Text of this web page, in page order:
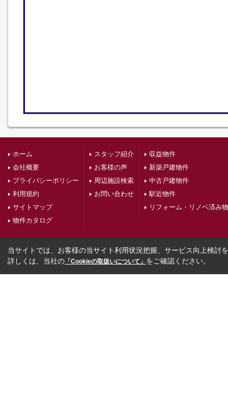
ホーム
会社概要
プライバシーポリシー
利用規約
サイトマップ
物件カタログ
スタッフ紹介
お客様の声
周辺施設検索
お問い合わせ
収益物件
新築戸建物件
中古戸建物件
駅近物件
リフォーム・リノベ済み
当サイトでは、お客様の当サイト利用状況把握、サービス向上検討
詳しくは、当社の 「Cookieの取扱いについて」 をご確認ください。